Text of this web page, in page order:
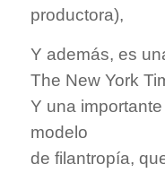
productora),
Y además, es
The New York
Y una importante
modelo
de filantropía,